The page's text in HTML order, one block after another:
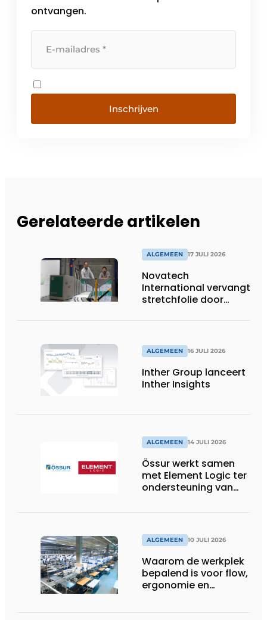
ontvangen.
Inschrijven
Gerelateerde artikelen
ALGEMEEN 17 JULI 2026
Novatech
International vervangt
stretchfolie door
ALGEMEEN 16 JULI 2026
Inther Group lanceert
Inther Insights
ALGEMEEN 14 JULI 2026
Össur werkt samen
met Element Logic ter
ondersteuning van
ALGEMEEN 10 JULI 2026
Waarom de werkplek
bepalend is voor flow,
ergonomie en